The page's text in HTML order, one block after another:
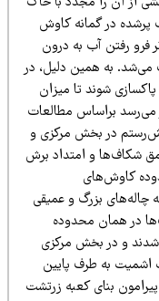
در گمانه کاوش
آب به درون
به همین دلیل، در
شوند تا میزان
براساس مطالعات
در بخش مرکزی و
و امتداد برش
بزرگ و عمیقی
همان محدوده
و در بخش مرکزی
به طرف پایین
بنای کعبه زرتشت